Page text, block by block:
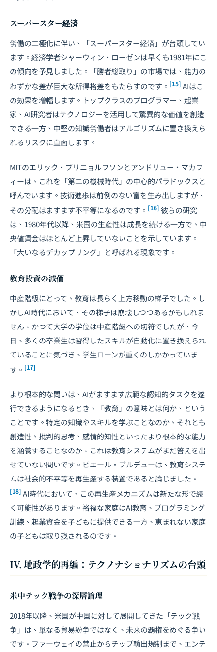
スーパースター経済
労働の二極化に伴い、「スーパースター経済」が台頭してい
ます。経済学者シャーウィン・ローゼンは早くも1981年にこ
の傾向を予見しました。「勝者総取り」の市場では、能力の
わずかな差が巨大な所得格差をもたらすのです。 [15] AIはこ
の効果を増幅します。トップクラスのプログラマー、起業
家、AI研究者はテクノロジーを活用して驚異的な価値を創造
できる一方、中堅の知識労働者はアルゴリズムに置き換えら
れるリスクに直面します。
MITのエリック・ブリニョルフソンとアンドリュー・マカフ
ィーは、これを「第二の機械時代」の中心的パラドックスと
呼んでいます。技術進歩は前例のない富を生み出しますが、
その分配はますます不平等になるのです。 [16] 彼らの研究
は、1980年代以降、米国の生産性は成長を続ける一方で、中
央値賃金はほとんど上昇していないことを示しています。
「大いなるデカップリング」と呼ばれる現象です。
教育投資の減価
中産階級にとって、教育は長らく上方移動の梯子でした。し
かしAI時代において、その梯子は崩壊しつつあるかもしれま
せん。かつて大学の学位は中産階級への切符でしたが、今
日、多くの卒業生は習得したスキルが自動化に置き換えられ
ていることに気づき、学生ローンが重くのしかかっていま
す。 [17]
より根本的な問いは、AIがますます広範な認知的タスクを遂
行できるようになるとき、「教育」の意味とは何か、という
ことです。特定の知識やスキルを学ぶことなのか、それとも
創造性、批判的思考、感情的知性といったより根本的な能力
を涵養することなのか。これは教育システムがまだ答えを出
せていない問いです。ピエール・ブルデューは、教育システ
ムは社会的不平等を再生産する装置であると論じました。
[18] AI時代において、この再生産メカニズムは新たな形で続
く可能性があります。裕福な家庭はAI教育、プログラミング
訓練、起業資金を子どもに提供できる一方、恵まれない家庭
の子どもは取り残されるのです。
IV. 地政学的再編：テクノナショナリズムの台頭
米中テック戦争の深層論理
2018年以降、米国が中国に対して展開してきた「テック戦
争」は、単なる貿易紛争ではなく、未来の覇権をめぐる争い
です。ファーウェイの禁止からチップ輸出規制まで、エンテ